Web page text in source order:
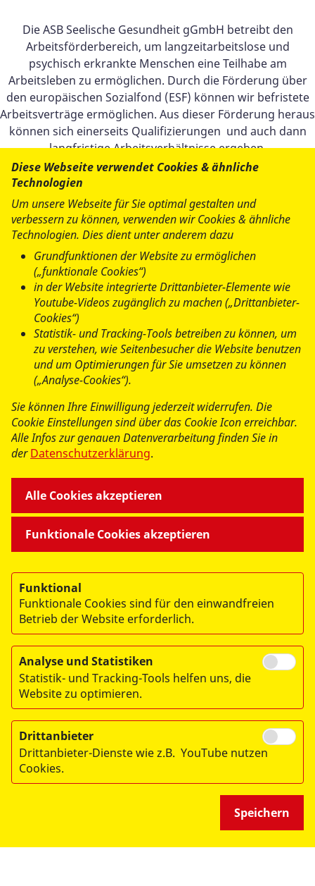
Die ASB Seelische Gesundheit gGmbH betreibt den
Arbeitsförderbereich, um langzeitarbeitslose und
psychisch erkrankte Menschen eine Teilhabe am
Arbeitsleben zu ermöglichen. Durch die Förderung über
den europäischen Sozialfond (ESF) können wir befristete
Arbeitsverträge ermöglichen. Aus dieser Förderung heraus
können sich einerseits Qualifizierungen und auch dann
langfristige Arbeitsverhältnisse ergeben.
Gefördert durch die Senatorin für Wirtschaft, Arbeit
und Europa aus Mitteln des Europäischen Sozialfonds
und des Landes Bremen.
Der Europäische Sozialfonds (ESF) ist Europas wichtigstes
Instrument zur Förderung der Beschäftigung. Er fördert
die Chancengleichheit auf dem Arbeitsmarkt, unterstützt
die Menschen beim Zugang zu bes- seren Arbeitsplätzen
und bei der beruflichen Bildung und Qualifizierung.
www.esf.bremen.de
www.ec.europa.eu
© 2026 Arbeiter-Samariter-Bund Landesverband Bremen e.V.
Impressum
Lieferkette
Diese Webseite verwendet Cookies & ähnliche
Technologien
Um unsere Webseite für Sie optimal gestalten und
verbessern zu können, verwenden wir Cookies & ähnliche
Technologien. Dies dient unter anderem dazu
Grundfunktionen der Website zu ermöglichen
(„funktionale Cookies“)
in der Website integrierte Drittanbieter-Elemente wie
Youtube-Videos zugänglich zu machen („Drittanbieter-
Cookies“)
Statistik- und Tracking-Tools betreiben zu können, um
zu verstehen, wie Seitenbesucher die Website benutzen
und um Optimierungen für Sie umsetzen zu können
(„Analyse-Cookies“).
Sie können Ihre Einwilligung jederzeit widerrufen. Die
Cookie Einstellungen sind über das Cookie Icon erreichbar.
Alle Infos zur genauen Datenverarbeitung finden Sie in
derDatenschutzerklärung.
Funktionale Cookies akzeptieren
Alle Cookies akzeptieren
Funktional
Funktionale Cookies sind für den einwandfreien
Betrieb der Website erforderlich.
Analyse und Statistiken
Statistik- und Tracking-Tools helfen uns, die
Website zu optimieren.
Drittanbieter
Drittanbieter-Dienste wie z.B. YouTube nutzen
Cookies.
Speichern